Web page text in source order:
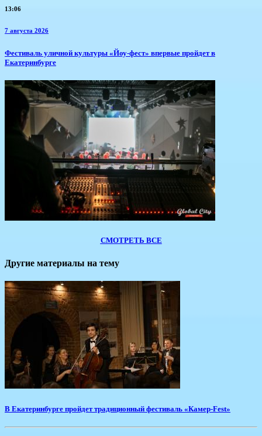
13:06
7 августа 2026
​Фестиваль уличной культуры «Йоу-фест» впервые пройдет в
Екатеринбурге
СМОТРЕТЬ ВСЕ
Другие материалы на тему
В Екатеринбурге пройдет традиционный фестиваль «Камер-Fest»